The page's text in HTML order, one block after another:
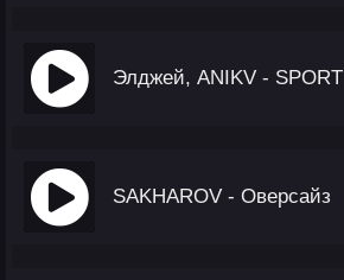
Элджей, ANIKV - SPORT
SAKHAROV - Оверсайз